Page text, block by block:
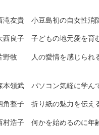
貴 小豆島初の自女性消
子 子どもの地元愛を育
人の愛情を感じられる
領武 パソコン気軽に学ん
整子 折り紙の魅力を伝え
浩子 何かを始めるのに年